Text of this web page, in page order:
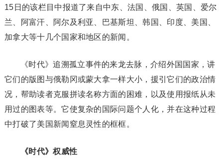
15日的该栏目中报道了来自中东、法国、俄国、英国、爱尔
兰、阿富汗、阿尔及利亚、巴基斯坦、韩国、印度、美国、
加拿大等十几个国家和地区的新闻。
《时代》追溯孤立事件的来龙去脉，介绍外国国家，讲
它们的版图与俄勒冈或蒙大拿一样大小，援引它们的政治情
况，帮助读者克服拼读名称方面的困难，以及使用报纸从未
用过的图表等。它使复杂的国际问题个人化，并在这种过程
中打破了美国新闻窒息灵性的框框。
《时代》权威性